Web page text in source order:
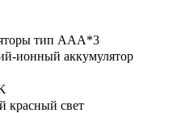
тип AAA*3
ионный аккумулятор
красный свет